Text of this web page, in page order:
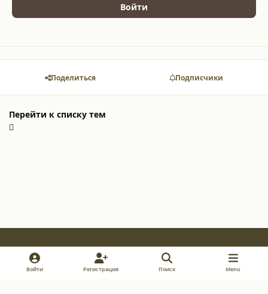
Войти
Поделиться Подписчики
Перейти к списку тем
Light ModeDark ModeSystem Preference
y
Войти Регистрация Поиск Menu